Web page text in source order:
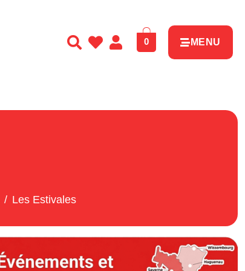
0 MENU
Les Estivales